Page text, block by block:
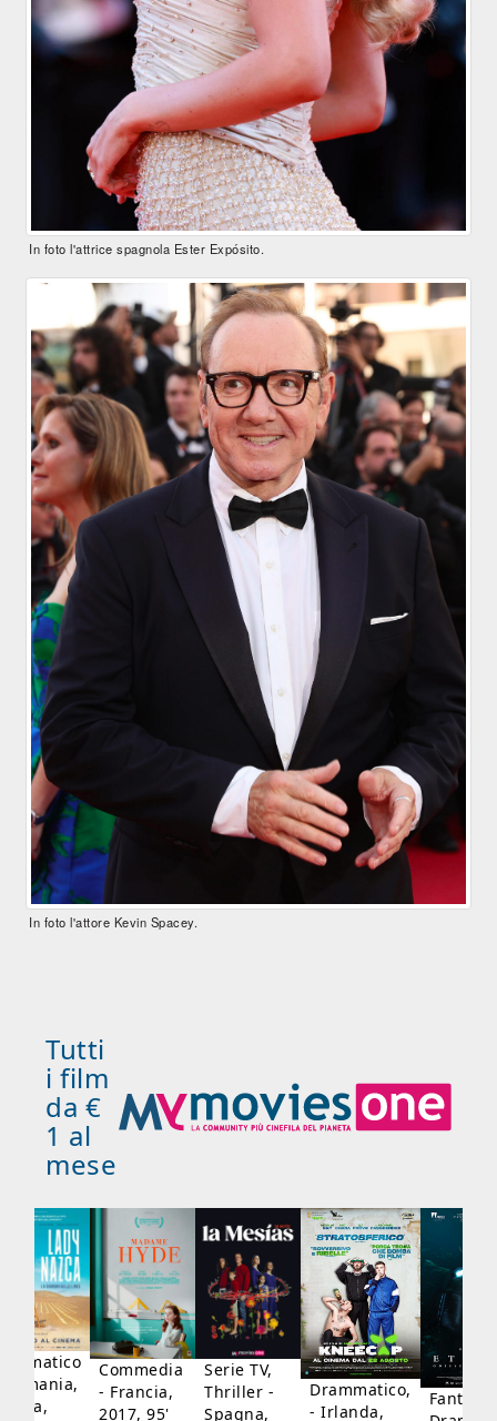
In foto l'attrice spagnola Ester Expósito.
In foto l'attore Kevin Spacey.
Tutti
i film
da €
1 al
mese
Commedia
- Francia,
2017, 95'
Serie TV,
Thriller -
Spagna,
Drammatico,
- Irlanda,